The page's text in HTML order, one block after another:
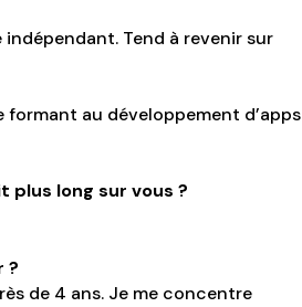
Tend à revenir sur
formant au développement d’apps
plus long sur vous ?
?
de 4 ans. Je me concentre